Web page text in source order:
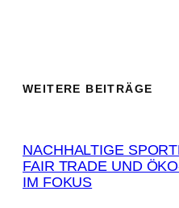
WEITERE BEITRÄGE
NACHHALTIGE
FAIR TRADE UND
IM FOKUS